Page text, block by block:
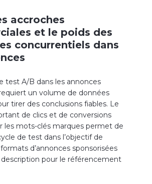
accroches
et le poids des
concurrentiels dans
test A/B dans les annonces
un volume de données
tirer des conclusions fiables. Le
de clics et de conversions
les mots-clés marques permet de
de test dans l’objectif de
d’annonces sponsorisées
pour le référencement